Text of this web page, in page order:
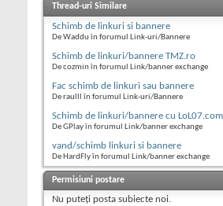
Thread-uri Similare
Schimb de linkuri si bannere
De Waddu în forumul Link-uri/Bannere
Schimb de linkuri/bannere TMZ.ro
De cozmin în forumul Link/banner exchange
Fac schimb de linkuri sau bannere
De raulll în forumul Link-uri/Bannere
Schimb de linkuri/bannere cu LoL07.com
De GPlay în forumul Link/banner exchange
vand/schimb linkuri si bannere
De HardFly în forumul Link/banner exchange
Permisiuni postare
Nu puteţi posta subiecte noi.